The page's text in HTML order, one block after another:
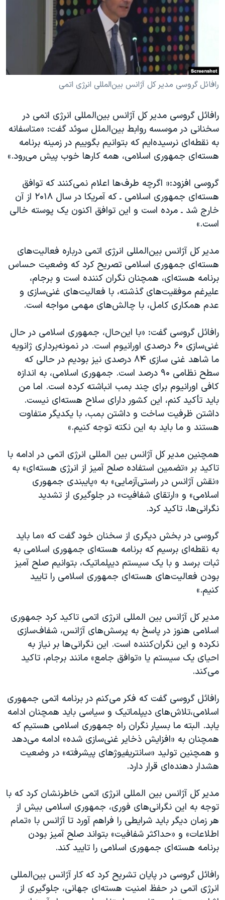
فرهنگ و زندگی
حقوق شهروندی
اقتصادی
علم و فناوری
اسرائیل در جنگ
آرشیو پخش زنده
مستندها
انتخابات ریاست جمهوری آمریکا ۲۰۲۴
حمله جمهوری اسلامی به اسرائیل
رمز مهسا
ورزش زنان در ایران
مجموعه مستندهای دادخواهی
تریبونال مردمی آبان ۹۸
دادگاه حمید نوری
قانون شفافیت دارائی کادر رهبری ایران
اعتراضات مردمی آبان ۹۸
اسرائیل در جنگ
همایش محافظه‌کاران آمریکا «سی‌پک»
صفحه‌های ویژه
سفر پرزیدنت ترامپ به چین
دنبال کنید
زبانهای مختلف
رافائل گروسی مدیر کل آژانس بین‌المللی انرژی اتمی
رافائل گروسی مدیر کل آژانس بین‌المللی انرژی اتمی در
سخنانی در موسسه روابط بین‌الملل سوئد گفت: «متاسفانه
به نقطه‌ای نرسیده‌ایم که بتوانیم بگوییم در زمینه برنامه
هسته‌ای جمهوری اسلامی، همه کارها خوب پیش می‌رود.»
گروسی افزود:« اگرچه طرف‌ها اعلام نمی‌کنند که توافق
هسته‌ای جمهوری اسلامی ـ که آمریکا در سال ۲۰۱۸ از آن
خارج شد ـ مرده است و این توافق اکنون یک پوسته خالی
است.»
مدیر کل آژانس بین‌المللی انرژی اتمی درباره فعالیت‌های
هسته‌ای جمهوری اسلامی تصریح کرد که وضعیت حساس
برنامه هسته‌ای، همچنان نگران کننده است و برجام،
علیرغم موفقیت‌های گذشته، با فعالیت‌های غنی‌سازی و
عدم همکاری کامل، با چالش‌های مهمی مواجه است.
رافائل گروسی گفت: «با این‌حال، جمهوری اسلامی در حال
غنی‌سازی ۶۰ درصدی اورانیوم است. در نمونه‌برداری ژانویه
ما شاهد غنی سازی ۸۴ درصدی نیز بودیم در حالی‌ که
سطح نظامی ۹۰ درصد است. جمهوری اسلامی، به اندازه
کافی اورانیوم برای چند بمب انباشته کرده است. اما من
باید تأکید کنم، این کشور دارای سلاح هسته‌ای نیست.
داشتن ظرفیت ساخت و داشتن بمب، با یکدیگر متفاوت
هستند و ما باید به این نکته توجه کنیم.»
همچنین مدیر کل آژانس بین المللی انرژی اتمی در ادامه با
تاکید بر «تضمین استفاده صلح آمیز از انرژی هسته‌ای» به
«نقش آژانس در راستی‌آزمایی» به «پایبندی جمهوری
اسلامی» و «ارتقای شفافیت» در جلوگیری از تشدید
نگرانی‌ها، تاکید کرد.
گروسی در بخش دیگری از سخنان خود گفت که «ما باید
به نقطه‌ای برسیم که برنامه هسته‌ای جمهوری اسلامی به
ثبات برسد و با یک سیستم دیپلماتیک، بتوانیم صلح آمیز
بودن فعالیت‌های هسته‌ای جمهوری اسلامی را تایید
کنیم.»
مدیر کل آژانس بین المللی انرژی اتمی تاکید کرد جمهوری
اسلامی هنوز در پاسخ به پرسش‌های آژانس، شفاف‌سازی
نکرده و این نگران‌کننده است. این نگرانی‌ها بر نیاز به
احیای یک سیستم یا «توافق جامع» مانند برجام، تاکید
می‌کند.
رافائل گروسی گفت که فکر می‌کنم در برنامه اتمی جمهوری
اسلامی،تلاش‌های دیپلماتیک و سیاسی باید همچنان ادامه
یابد. البته ما بسیار نگران راه جمهوری اسلامی هستیم که
همچنان به «افزایش ذخایر غنی‌سازی شده» ادامه می‌دهد
و همچنین تولید «سانتریفیوژهای پیشرفته» در وضعیت
هشدار دهنده‌ای قرار دارد.
مدیر کل آژانس بین المللی انرژی اتمی خاطرنشان کرد که با
توجه به این نگرانی‌های فوری، جمهوری اسلامی بیش از
هر زمان دیگر باید شرایطی را فراهم آورد تا آژانس با «تمام
اطلاعات» و «حداکثر شفافیت» بتواند صلح آمیز بودن
برنامه هسته‌ای جمهوری اسلامی را تایید کند.
رافائل گروسی در پایان تشریح کرد که کار آژانس بین‌المللی
انرژی اتمی در حفظ امنیت هسته‌ای جهانی، جلوگیری از